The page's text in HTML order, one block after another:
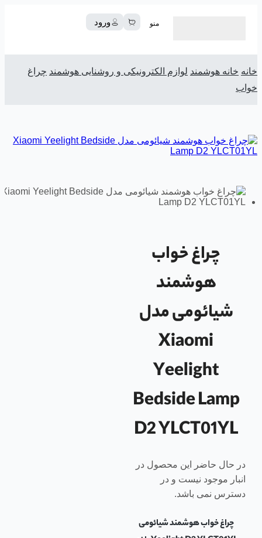
منو ورود
خانه خانه هوشمند لوازم الکترونیکی و روشنایی هوشمند چراغ
خواب
چراغ خواب
هوشمند
شیائومی مدل
Xiaomi
Yeelight
Bedside Lamp
D2 YLCT01YL
در حال حاضر این محصول در
انبار موجود نیست و در
دسترس نمی باشد.
چراغ خواب هوشمند شیائومی